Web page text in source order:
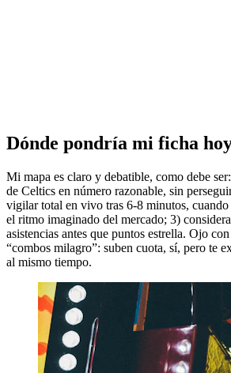
Dónde pondría mi ficha
Mi mapa es claro y debatible, como debe
de Celtics en número razonable, sin
vigilar total en vivo tras 6-8 minutos,
el ritmo imaginado del mercado; 3)
asistencias antes que puntos estrella. Ojo
“combos milagro”: suben cuota, sí, pero te
al mismo tiempo.